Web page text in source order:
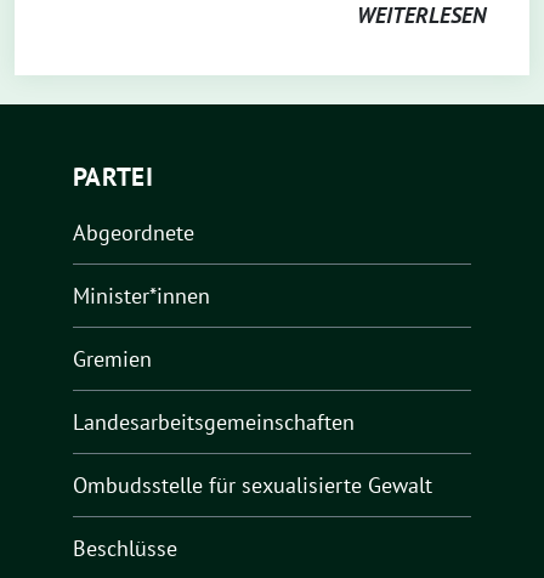
WEITERLESEN
PARTEI
Abgeordnete
Minister*innen
Gremien
Landesarbeitsgemeinschaften
Ombudsstelle für sexualisierte Gewalt
Beschlüsse